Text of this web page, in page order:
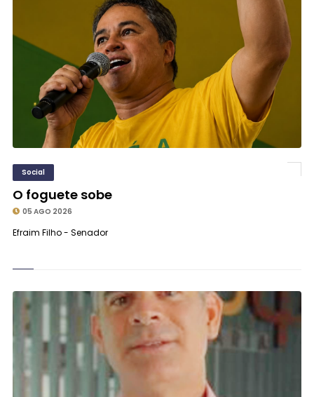
Social
O foguete sobe
05 AGO 2026
Efraim Filho - Senador